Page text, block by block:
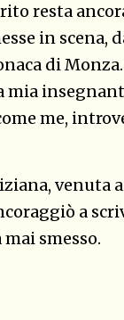
resta
in scena,
di
me,
venuta
a
smesso.